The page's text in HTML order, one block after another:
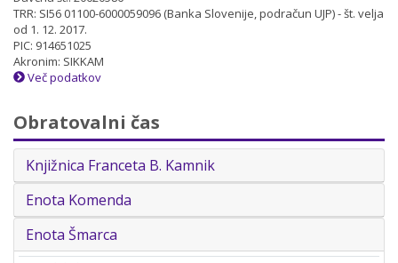
TRR: SI56 01100-6000059096 (Banka Slovenije, podračun UJP) - št. velja
od 1. 12. 2017.
PIC: 914651025
Akronim: SIKKAM
Več podatkov
Obratovalni čas
Knjižnica Franceta B. Kamnik
Enota Komenda
Enota Šmarca